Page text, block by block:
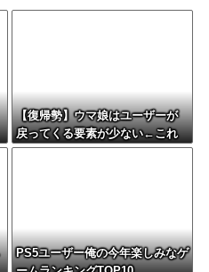
【復帰勢】ウマ娘はユーザーが
戻ってくる要素が少ない←これ
PS5ユーザー俺の今年楽しみなゲ